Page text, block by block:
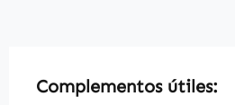
Skip product gallery
Complementos útiles: